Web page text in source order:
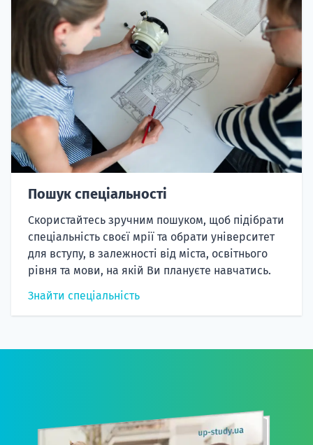
Пошук спеціальності
Скористайтесь зручним пошуком, щоб підібрати
спеціальність своєї мрії та обрати університет
для вступу, в залежності від міста, освітнього
рівня та мови, на якій Ви плануєте навчатись.
Знайти спеціальність